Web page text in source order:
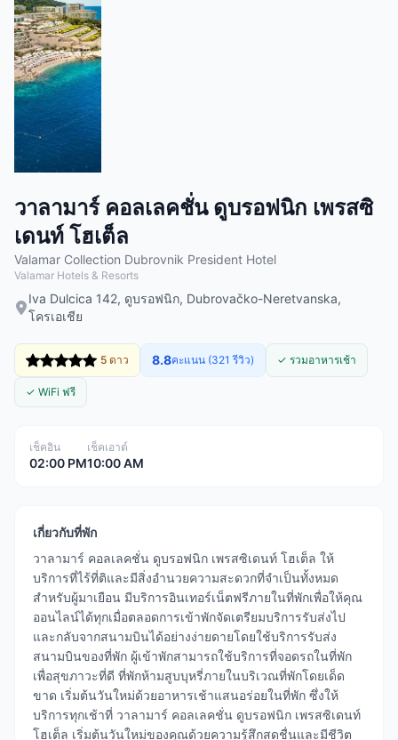
วาลามาร์ คอลเลคชั่น ดูบรอฟนิก เพรสซิ
เดนท์ โฮเต็ล
Valamar Collection Dubrovnik President Hotel
Valamar Hotels & Resorts
Iva Dulcica 142, ดูบรอฟนิก, Dubrovačko-Neretvanska,
โครเอเชีย
5 ดาว 8.8คะแนน (321 รีวิว) ✓ รวมอาหารเช้า
✓ WiFi ฟรี
เช็คอิน
02:00 PM
เช็คเอาต์
10:00 AM
เกี่ยวกับที่พัก
วาลามาร์ คอลเลคชั่น ดูบรอฟนิก เพรสซิเดนท์ โฮเต็ล ให้
บริการที่ไร้ที่ติและมีสิ่งอำนวยความสะดวกที่จำเป็นทั้งหมด
สำหรับผู้มาเยือน มีบริการอินเทอร์เน็ตฟรีภายในที่พักเพื่อให้คุณ
ออนไลน์ได้ทุกเมื่อตลอดการเข้าพักจัดเตรียมบริการรับส่งไป
และกลับจากสนามบินได้อย่างง่ายดายโดยใช้บริการรับส่ง
สนามบินของที่พัก ผู้เข้าพักสามารถใช้บริการที่จอดรถในที่พัก
เพื่อสุขภาวะที่ดี ที่พักห้ามสูบบุหรี่ภายในบริเวณที่พักโดยเด็ด
ขาด เริ่มต้นวันใหม่ด้วยอาหารเช้าแสนอร่อยในที่พัก ซึ่งให้
บริการทุกเช้าที่ วาลามาร์ คอลเลคชั่น ดูบรอฟนิก เพรสซิเดนท์
โฮเต็ล เริ่มต้นวันใหม่ของคุณด้วยความรู้สึกสดชื่นและมีชีวิต